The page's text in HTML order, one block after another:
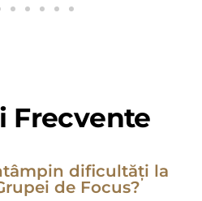
Frecvente
dificultăți la
de Focus?